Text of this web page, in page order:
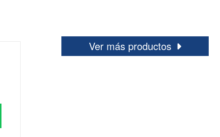
Ver más productos